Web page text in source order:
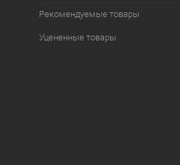
Рекомендуемые товары
Уцененные товары